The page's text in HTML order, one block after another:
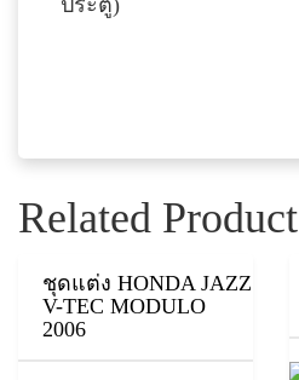
Related Product
ชุดแต่ง HONDA JAZZ
V-TEC MODULO
2006